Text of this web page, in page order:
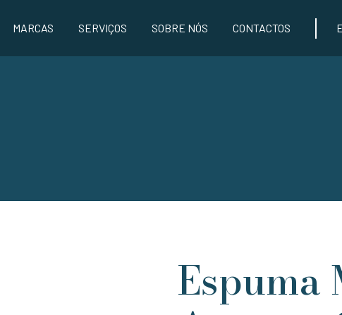
MARCAS SERVIÇOS SOBRE NÓS CONTACTOS
Espuma